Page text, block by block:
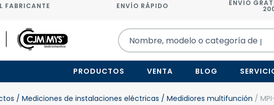
FABRICANTE ENVÍO RÁPIDO ENVÍO
PRODUCTOS VENTA BLOG
/ Mediciones de instalaciones eléctricas / Medidiores multifunción /